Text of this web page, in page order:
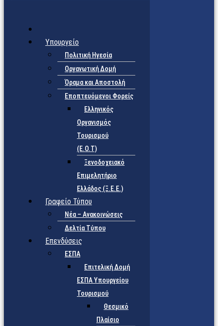
Υπουργείο
Πολιτική Ηγεσία
Οργανωτική Δομή
Όραμα και Αποστολή
Εποπτευόμενοι Φορείς
Eλληνικός
Οργανισμός
Τουρισμού
(Ε.Ο.Τ)
Ξενοδοχειακό
Επιμελητήριο
Ελλάδος (Ξ.Ε.Ε.)
Γραφείο Τύπου
Νέα – Ανακοινώσεις
Δελτία Τύπου
Επενδύσεις
ΕΣΠΑ
Επιτελική Δομή
ΕΣΠΑ Υπουργείου
Τουρισμού
Θεσμικό
Πλαίσιο